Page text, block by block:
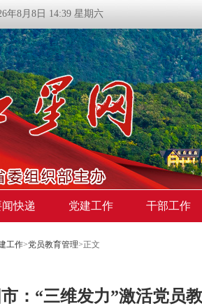
年8月8日 14:39 星期六
快递 党建工作 干部工作
工作>党员教育管理>正文
：“三维发力”激活党员